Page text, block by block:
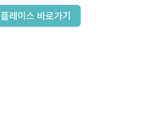
플레이스 바로가기